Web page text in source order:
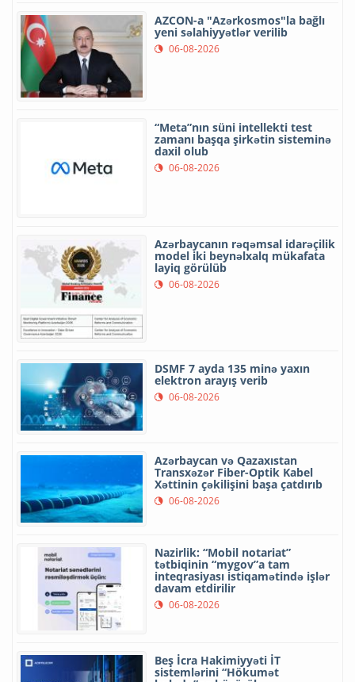
AZCON-a "Azərkosmos"la bağlı
yeni səlahiyyətlər verilib
06-08-2026
“Meta”nın süni intellekti test
zamanı başqa şirkətin sisteminə
daxil olub
06-08-2026
Azərbaycanın rəqəmsal idarəçilik
model iki beynəlxalq mükafata
layiq görülüb
06-08-2026
DSMF 7 ayda 135 minə yaxın
elektron arayış verib
06-08-2026
Azərbaycan və Qazaxıstan
Transxəzər Fiber-Optik Kabel
Xəttinin çəkilişini başa çatdırıb
06-08-2026
Nazirlik: “Mobil notariat”
tətbiqinin “mygov”a tam
inteqrasiyası istiqamətində işlər
davam etdirilir
06-08-2026
Beş İcra Hakimiyyəti İT
sistemlərini “Hökumət